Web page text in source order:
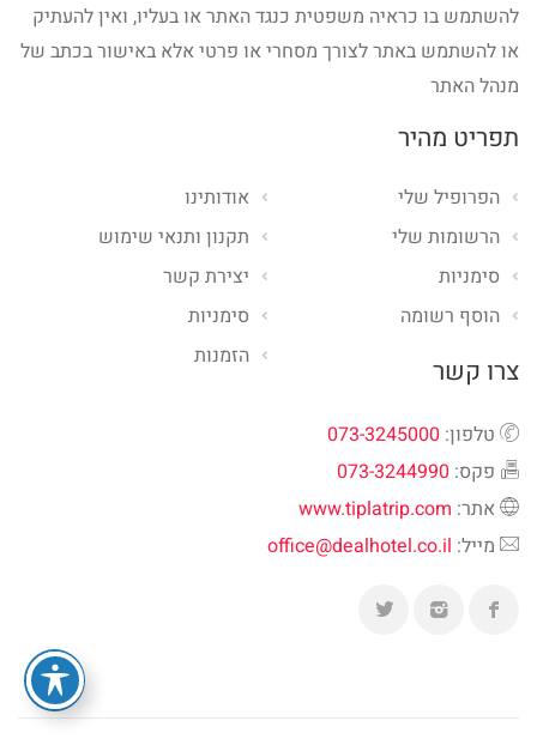
להשתמש בו כראיה משפטית כנגד האתר או בעליו, ואין להעתיק
או להשתמש באתר לצורך מסחרי או פרטי אלא באישור בכתב של
מנהל האתר
תפריט מהיר
אודותינו
תקנון ותנאי שימוש
יצירת קשר
סימניות
הזמנות
הפרופיל שלי
הרשומות שלי
סימניות
הוסף רשומה
צרו קשר
טלפון: 073-3245000
פקס: 073-3244990
אתר: www.tiplatrip.com
מייל: office@dealhotel.co.il